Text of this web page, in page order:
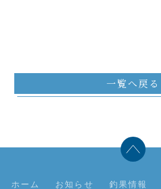
一覧へ戻る
ホーム お知らせ 釣果情報